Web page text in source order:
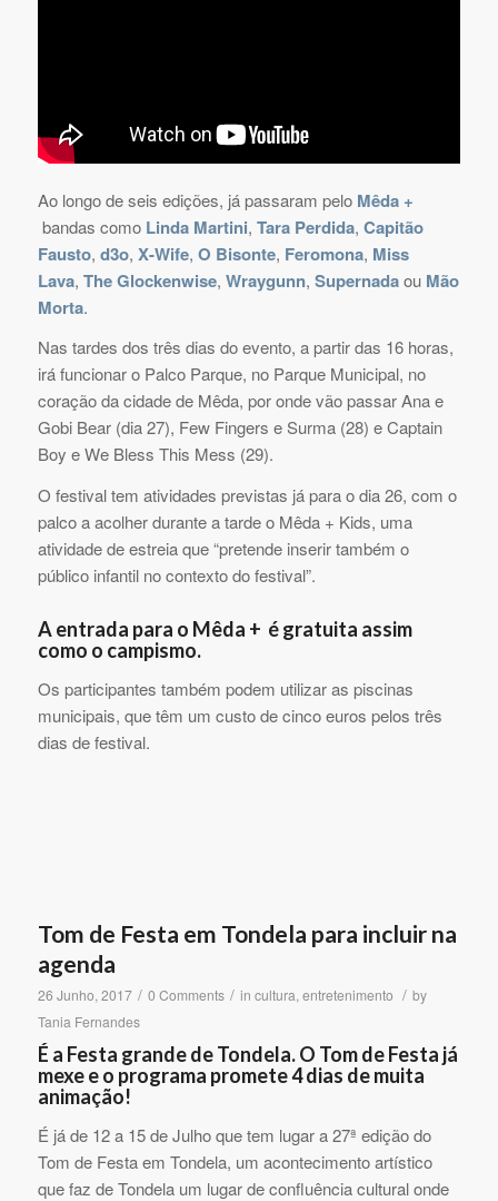
Ao longo de seis edições, já passaram pelo Mêda +
bandas como Linda Martini, Tara Perdida, Capitão
Fausto, d3o, X-Wife, O Bisonte, Feromona, Miss
Lava, The Glockenwise, Wraygunn, Supernadaou Mão
Morta.
Nas tardes dos três dias do evento, a partir das 16 horas,
irá funcionar o Palco Parque, no Parque Municipal, no
coração da cidade de Mêda, por onde vão passar Ana e
Gobi Bear (dia 27), Few Fingers e Surma (28) e Captain
Boy e We Bless This Mess (29).
O festival tem atividades previstas já para o dia 26, com o
palco a acolher durante a tarde o Mêda + Kids, uma
atividade de estreia que “pretende inserir também o
público infantil no contexto do festival”.
A entrada para o Mêda + é gratuita assim
como o campismo.
Os participantes também podem utilizar as piscinas
municipais, que têm um custo de cinco euros pelos três
dias de festival.
Tom de Festa em Tondela para incluir na
agenda
26 Junho, 2017 / 0 Comments / in cultura, entretenimento / by
Tania Fernandes
É a Festa grande de Tondela. O Tom de Festa já
mexe e o programa promete 4 dias de muita
animação!
É já de 12 a 15 de Julho que tem lugar a 27ª edição do
Tom de Festa em Tondela, um acontecimento artístico
que faz de Tondela um lugar de confluência cultural onde